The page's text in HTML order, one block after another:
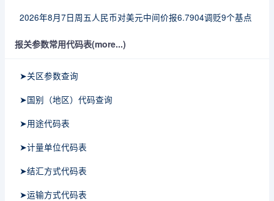
2026年8月7日周五人民币对美元中间价报6.7904调贬9个基点
报关参数常用代码表(more...)
➤关区参数查询
➤国别（地区）代码查询
➤用途代码表
➤计量单位代码表
➤结汇方式代码表
➤运输方式代码表